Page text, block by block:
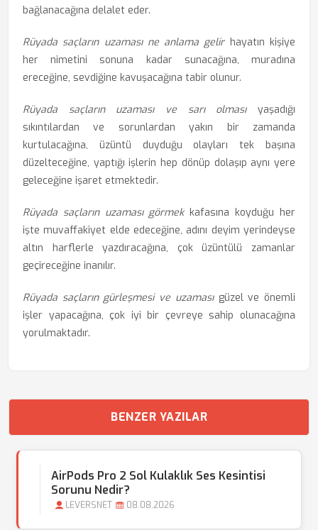
bağlanacağına delalet eder.
Rüyada saçların uzaması ne anlama gelirhayatın kişiye
her nimetini sonuna kadar sunacağına, muradına
ereceğine, sevdiğine kavuşacağına tabir olunur.
Rüyada saçların uzaması ve sarı olmasıyaşadığı
sıkıntılardan ve sorunlardan yakın bir zamanda
kurtulacağına, üzüntü duyduğu olayları tek başına
düzelteceğine, yaptığı işlerin hep dönüp dolaşıp aynı yere
geleceğine işaret etmektedir.
Rüyada saçların uzaması görmekkafasına koyduğu her
işte muvaffakiyet elde edeceğine, adını deyim yerindeyse
altın harflerle yazdıracağına, çok üzüntülü zamanlar
geçireceğine inanılır.
Rüyada saçların gürleşmesi ve uzamasıgüzel ve önemli
işler yapacağına, çok iyi bir çevreye sahip olunacağına
yorulmaktadır.
BENZER YAZILAR
AirPods Pro 2 Sol Kulaklık Ses Kesintisi
Sorunu Nedir?
LEVERSNET 08.08.2026